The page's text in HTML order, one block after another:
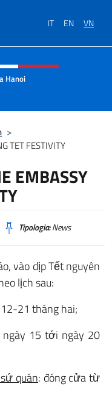
IT EN VN
of site
Hanoi
>
TET FESTIVITY
EMBASSY
Tipologia:News
vào dịp Tết nguyên
lịch sau:
21 tháng hai;
15 tới ngày 20
quán: đóng cửa từ